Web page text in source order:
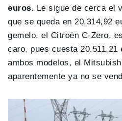
euros. Le sigue de cerca el
que se queda en 20.314,92
gemelo, el Citroën C-Zero,
caro, pues cuesta
ambos modelos, el
aparentemente ya no se